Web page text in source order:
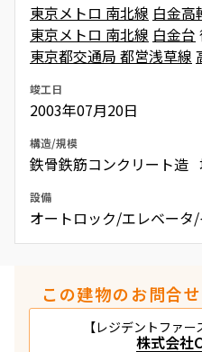
東京メトロ 南北線 白金高
東京メトロ 南北線 白金台
東京都交通局 都営浅草線
竣工日
2003年07月20日
構造/規模
鉄骨鉄筋コンクリート造
設備
オートロック/エレベータ
この建物のお問合
【レジデントファー
株式会社